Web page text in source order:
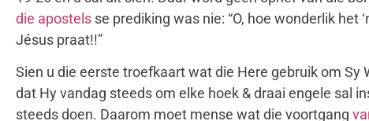
die apostels se prediking was nie: “O, hoe wonderlik het
Jésus praat!!”
Sien u die eerste troefkaart wat die Here gebruik om
dat Hy vandag steeds om elke hoek & draai engele sal
steeds doen. Daarom moet mense wat die voortgang